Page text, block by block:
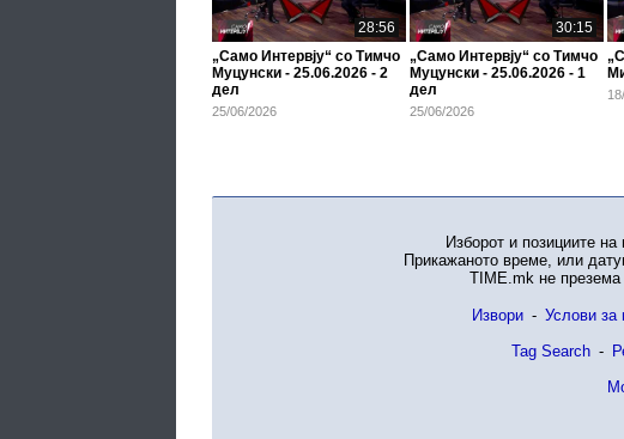
28:56
„Само Интервју“ со Тимчо
Муцунски - 25.06.2026 - 2
дел
25/06/2026
30:15
„Само Интервју“ со Тимчо
Муцунски - 25.06.2026 - 1
дел
25/06/2026
Изборот и позициите
Прикажаното време, или
TIME.mk не презема
Извори - Услови за
Tag Search -